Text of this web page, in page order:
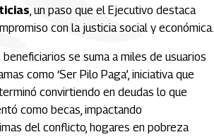
, un paso que el Ejecutivo destaca
con la justicia social y económica.
se suma a miles de usuarios
como ‘Ser Pilo Paga’, iniciativa que
convirtiendo en deudas lo que
como becas, impactando
del conflicto, hogares en pobreza